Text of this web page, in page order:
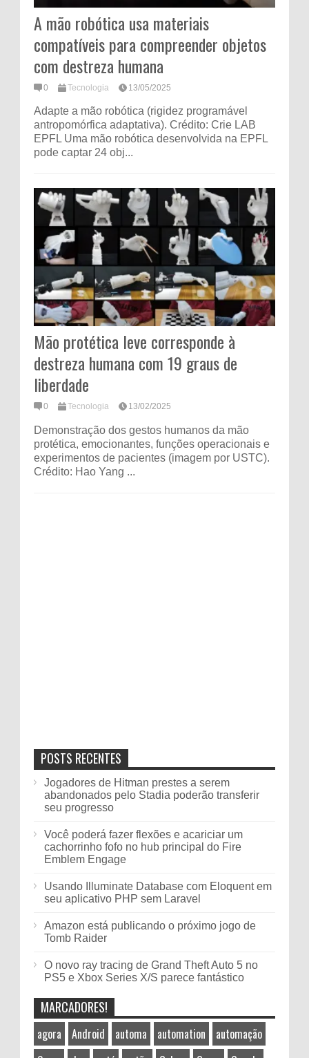
A mão robótica usa materiais
compatíveis para compreender objetos
com destreza humana
0 Tecnologia 13/05/2025
Adapte a mão robótica (rigidez programável
antropomórfica adaptativa). Crédito: Crie LAB
EPFL Uma mão robótica desenvolvida na EPFL
pode captar 24 obj...
Mão protética leve corresponde à
destreza humana com 19 graus de
liberdade
0 Tecnologia 13/02/2025
Demonstração dos gestos humanos da mão
protética, emocionantes, funções operacionais e
experimentos de pacientes (imagem por USTC).
Crédito: Hao Yang ...
POSTS RECENTES
Jogadores de Hitman prestes a serem
abandonados pelo Stadia poderão transferir
seu progresso
Você poderá fazer flexões e acariciar um
cachorrinho fofo no hub principal do Fire
Emblem Engage
Usando Illuminate Database com Eloquent em
seu aplicativo PHP sem Laravel
Amazon está publicando o próximo jogo de
Tomb Raider
O novo ray tracing de Grand Theft Auto 5 no
PS5 e Xbox Series X/S parece fantástico
MARCADORES!
agora Android automa automation
automação